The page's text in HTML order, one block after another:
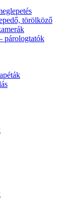
törölköző
párologtatók